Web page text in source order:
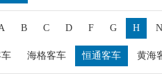
B C D F G H N
海格客车 恒通客车 黄海